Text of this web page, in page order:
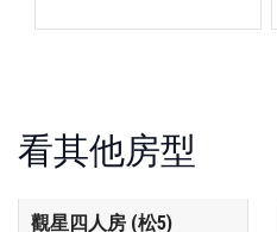
看其他房型
觀星四人房 (松5)